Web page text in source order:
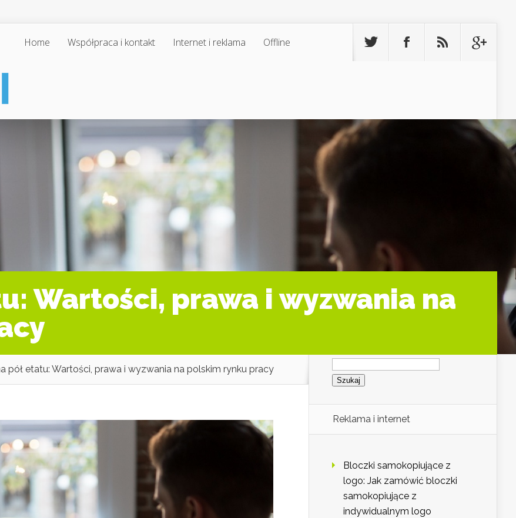
Home Współpraca i kontakt Internet i reklama Offline
Wartości, prawa i wyzwania na
pół etatu: Wartości, prawa i wyzwania na polskim rynku pracy
Szukaj:
Reklama i internet
Bloczki samokopiujące z
logo: Jak zamówić bloczki
samokopiujące z
indywidualnym logo